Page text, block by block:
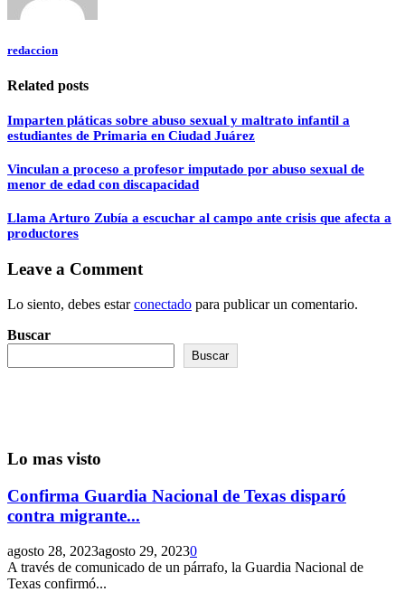
redaccion
Related posts
Imparten pláticas sobre abuso sexual y maltrato infantil a
estudiantes de Primaria en Ciudad Juárez
Vinculan a proceso a profesor imputado por abuso sexual de
menor de edad con discapacidad
Llama Arturo Zubía a escuchar al campo ante crisis que afecta a
productores
Leave a Comment
Lo siento, debes estarconectado para publicar un comentario.
Buscar
Buscar
Lo mas visto
Confirma Guardia Nacional de Texas disparó
contra migrante...
agosto 28, 2023agosto 29, 20230
A través de comunicado de un párrafo, la Guardia Nacional de
Texas confirmó...